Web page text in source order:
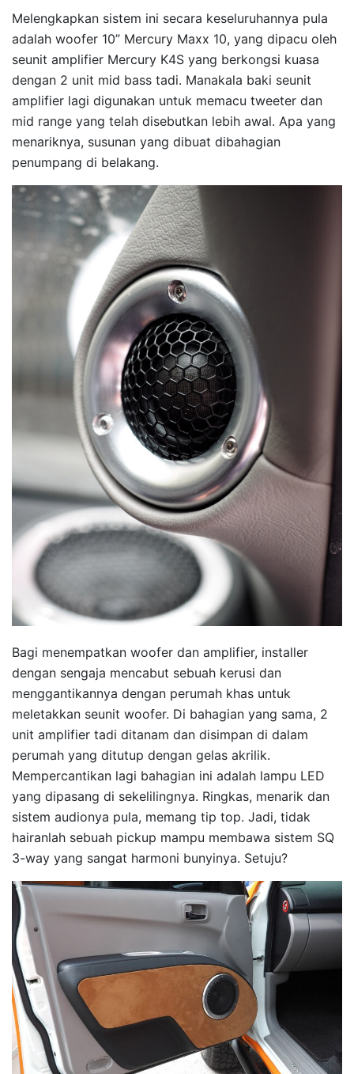
Melengkapkan sistem ini secara keseluruhannya pula
adalah woofer 10” Mercury Maxx 10, yang dipacu oleh
seunit amplifier Mercury K4S yang berkongsi kuasa
dengan 2 unit mid bass tadi. Manakala baki seunit
amplifier lagi digunakan untuk memacu tweeter dan
mid range yang telah disebutkan lebih awal. Apa yang
menariknya, susunan yang dibuat dibahagian
penumpang di belakang.
Bagi menempatkan woofer dan amplifier, installer
dengan sengaja mencabut sebuah kerusi dan
menggantikannya dengan perumah khas untuk
meletakkan seunit woofer. Di bahagian yang sama, 2
unit amplifier tadi ditanam dan disimpan di dalam
perumah yang ditutup dengan gelas akrilik.
Mempercantikan lagi bahagian ini adalah lampu LED
yang dipasang di sekelilingnya. Ringkas, menarik dan
sistem audionya pula, memang tip top. Jadi, tidak
hairanlah sebuah pickup mampu membawa sistem SQ
3-way yang sangat harmoni bunyinya. Setuju?